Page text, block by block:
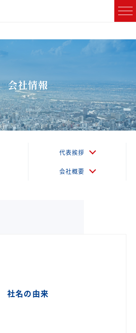
会社情報
代表挨拶
会社概要
社名の由来